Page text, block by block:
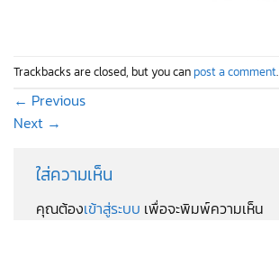
Trackbacks are closed, but you can post a comment.
← Previous
Next →
ใส่ความเห็น
คุณต้องเข้าสู่ระบบ เพื่อจะพิมพ์ความเห็น